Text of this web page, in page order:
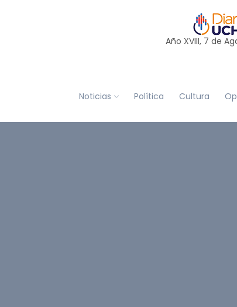
Año XVIII, 7 de
Noticias Política Cultura